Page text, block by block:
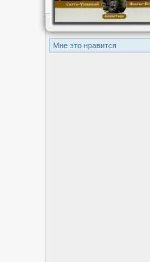
Mне это нравится